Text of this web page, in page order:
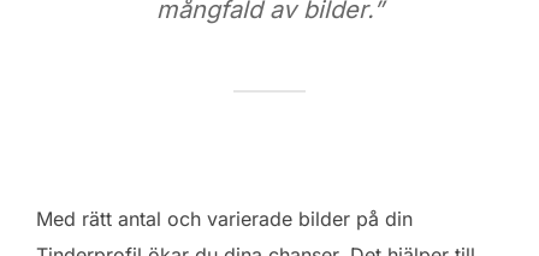
mångfald av bilder.”
Med rätt antal och varierade bilder på din